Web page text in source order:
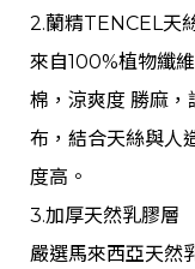
2.蘭精TENCEL天
來自100%植物纖
棉，涼爽度 勝麻
布，結合天絲與人
度高。
3.加厚天然乳膠層
嚴選馬來西亞天然